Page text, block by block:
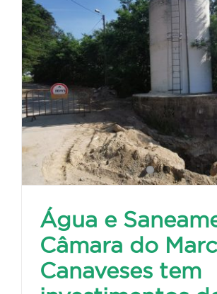
Água e
Câmara do
Canaveses tem